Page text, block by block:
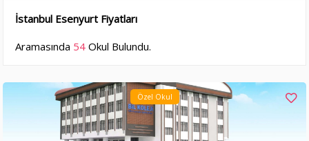
İstanbul Esenyurt Fiyatları
Aramasında 54 Okul Bulundu.
Özel Okul